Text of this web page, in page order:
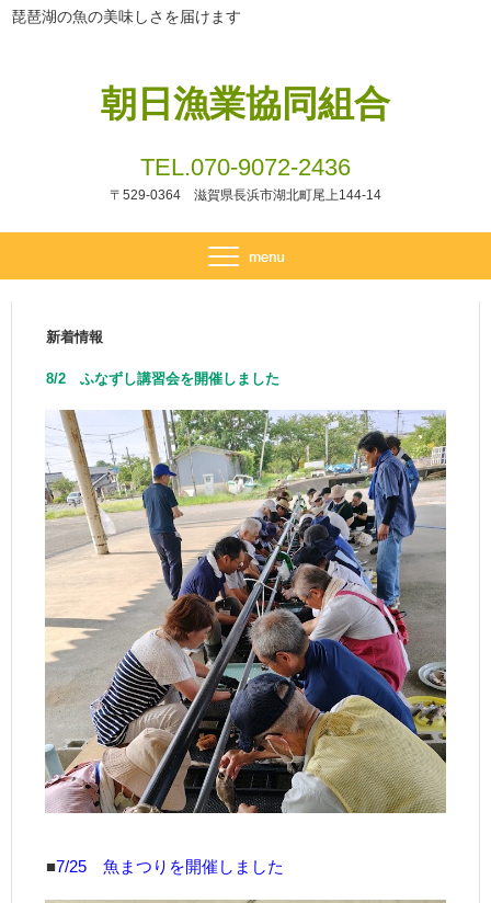
朝日漁業協同組合
琵琶湖の魚の美味しさを届けます
TEL.070-9072-2436
〒529-0364 滋賀県長浜市湖北町尾上144-14
新着情報
8/2 ふなずし講習会を開催しました
■7/25 魚まつり を開催しました